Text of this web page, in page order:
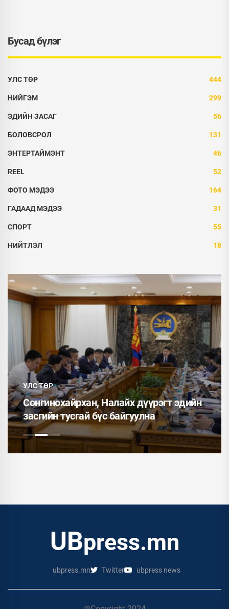
Бусад бүлэг
УЛС ТӨР 444
НИЙГЭМ 299
ЭДИЙН ЗАСАГ 56
БОЛОВСРОЛ 131
ЭНТЕРТАЙМЭНТ 46
REEL 52
ФОТО МЭДЭЭ 164
ГАДААД МЭДЭЭ 31
СПОРТ 55
НИЙТЛЭЛ 18
УЛС ТӨР
Сонгинохайрхан, Налайх дүүрэгт эдийн
засгийн тусгай бүс байгуулна
UBpress.mn
ubpress.mn Twitter ubpress news